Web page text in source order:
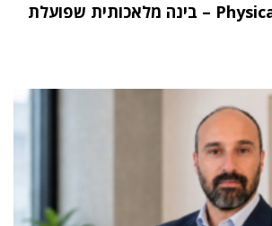
"העתיד הוא Physical AI – בינה מלאכותית שפועלת